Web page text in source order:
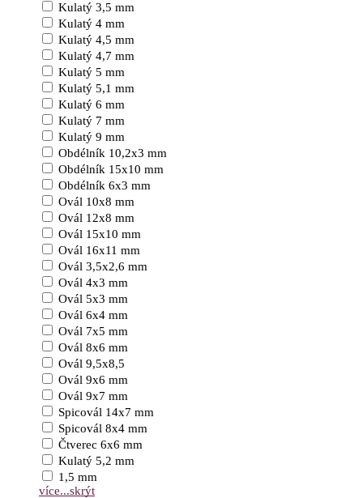
Kulatý 3,5 mm
Kulatý 4 mm
Kulatý 4,5 mm
Kulatý 4,7 mm
Kulatý 5 mm
Kulatý 5,1 mm
Kulatý 6 mm
Kulatý 7 mm
Kulatý 9 mm
Obdélník 10,2x3 mm
Obdélník 15x10 mm
Obdélník 6x3 mm
Ovál 10x8 mm
Ovál 12x8 mm
Ovál 15x10 mm
Ovál 16x11 mm
Ovál 3,5x2,6 mm
Ovál 4x3 mm
Ovál 5x3 mm
Ovál 6x4 mm
Ovál 7x5 mm
Ovál 8x6 mm
Ovál 9,5x8,5
Ovál 9x6 mm
Ovál 9x7 mm
Spicovál 14x7 mm
Spicovál 8x4 mm
Čtverec 6x6 mm
Kulatý 5,2 mm
1,5 mm
více...skrýt